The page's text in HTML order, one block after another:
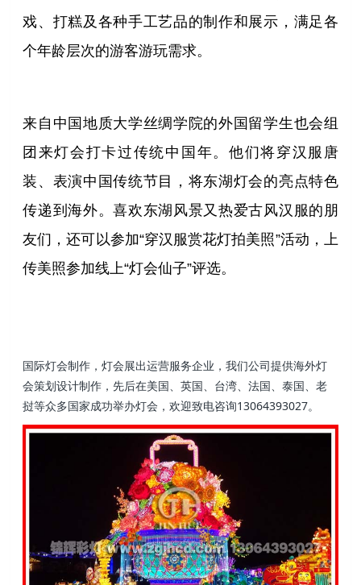
戏、打糕及各种手工艺品的制作和展示，满足各
个年龄层次的游客游玩需求。
来自中国地质大学丝绸学院的外国留学生也会组
团来灯会打卡过传统中国年。他们将穿汉服唐
装、表演中国传统节目，将东湖灯会的亮点特色
传递到海外。喜欢东湖风景又热爱古风汉服的朋
友们，还可以参加“穿汉服赏花灯拍美照”活动，上
传美照参加线上“灯会仙子”评选。
国际灯会制作，灯会展出运营服务企业，我们公司提供海外灯
会策划设计制作，先后在美国、英国、台湾、法国、泰国、老
挝等众多国家成功举办灯会，欢迎致电咨询13064393027。